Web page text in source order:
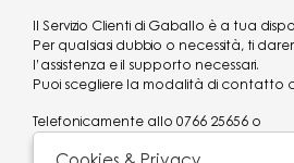
Il Servizio Clienti di Gaballo è a tua
Per qualsiasi dubbio o necessità, ti
l’assistenza e il supporto necessari.
Puoi scegliere la modalità di contatto
Telefonicamente allo 0766 25656 o